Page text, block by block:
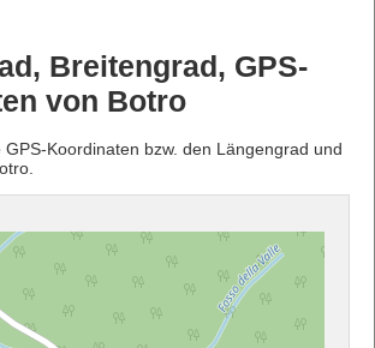
Breitengrad, GPS-
von Botro
GPS-Koordinaten bzw. den Längengrad und